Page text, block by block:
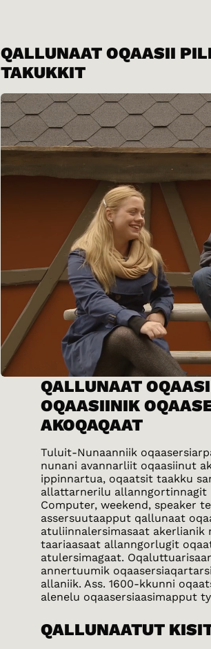
QALLUNAAT OQAASII
TAKUKKIT
QALLUNAAT
OQAASIINIK
AKOQAQAAT
Tuluit-Nunaanniik
nunani avannarliit oqaasiinut
ippinnartua, oqaatsit taakku
allattarnerilu
Computer, weekend, speaker
assersuutaapput qallunaat
atuliinnalersimasaat akerlianik
taariaasaat allanngorlugit
atulersimagaat.
annertuumik
allaniik. Ass. 1600-kkunni
alenelu oqaasersiaasimapput
QALLUNAATUT